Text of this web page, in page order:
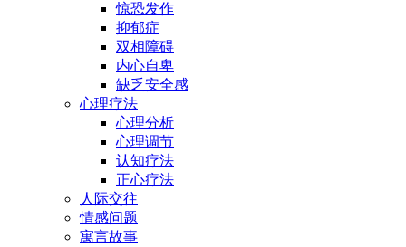
惊恐发作
抑郁症
双相障碍
内心自卑
缺乏安全感
心理疗法
心理分析
心理调节
认知疗法
正心疗法
人际交往
情感问题
寓言故事